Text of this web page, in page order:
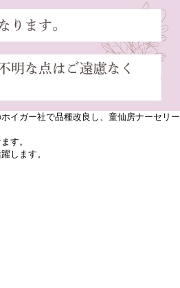
イガー社で品種改良し、童仙房ナーセリー
す。
します。